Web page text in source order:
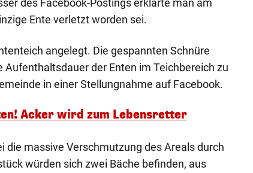
des Facebook-Postings erklärte man am
Ente verletzt worden sei.
angelegt. Die gespannten Schnüre
Aufenthaltsdauer der Enten im Teichbereich zu
in einer Stellungnahme auf Facebook.
Acker wird zum Lebensretter
die massive Verschmutzung des Areals durch
würden sich zwei Bäche befinden, aus